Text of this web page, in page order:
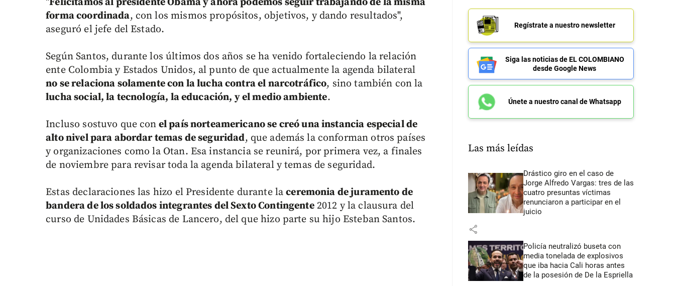
forma coordinada, con los mismos propósitos, objetivos, y dando resultados",
aseguró el jefe del Estado.
Según Santos, durante los últimos dos años se ha venido fortaleciendo la relación
ente Colombia y Estados Unidos, al punto de que actualmente la agenda bilateral
no se relaciona solamente con la lucha contra el narcotráfico, sino también con la
lucha social, la tecnología, la educación, y el medio ambiente.
Incluso sostuvo que con el país norteamericano se creó una instancia especial de
alto nivel para abordar temas de seguridad, que además la conforman otros países
y organizaciones como la Otan. Esa instancia se reunirá, por primera vez, a finales
de noviembre para revisar toda la agenda bilateral y temas de seguridad.
Estas declaraciones las hizo el Presidente durante laceremonia de juramento de
bandera de los soldados integrantes del Sexto Contingente2012 y la clausura del
curso de Unidades Básicas de Lancero, del que hizo parte su hijo Esteban Santos.
Regístrate a nuestro newsletter
Siga las noticias de EL COLOMBIANO
desde Google News
Únete a nuestro canal de Whatsapp
Las más leídas
Drástico giro en el caso de
Jorge Alfredo Vargas: tres de las
cuatro presuntas víctimas
renunciaron a participar en el
juicio
share
Policía neutralizó buseta con
media tonelada de explosivos
que iba hacia Cali horas antes
de la posesión de De la Espriella